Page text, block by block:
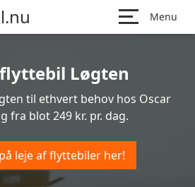
Menu
Løgten
til ethvert behov hos Oscar
fra blot 249 kr. pr. dag.
leje af flyttebiler her!